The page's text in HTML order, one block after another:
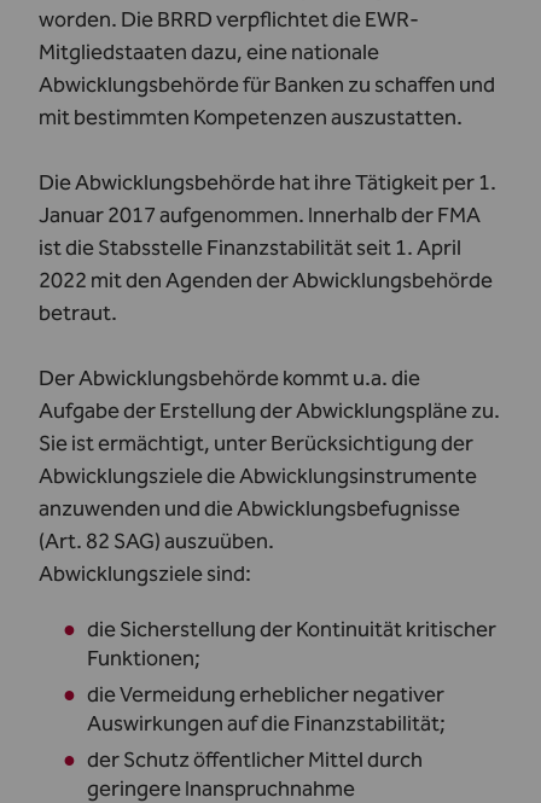
worden. Die BRRD verpflichtet die EWR-
Mitgliedstaaten dazu, eine nationale
Abwicklungsbehörde für Banken zu schaffen und
mit bestimmten Kompetenzen auszustatten.
Die Abwicklungsbehörde hat ihre Tätigkeit per 1.
Januar 2017 aufgenommen. Innerhalb der FMA
ist die Stabsstelle Finanzstabilität seit 1. April
2022 mit den Agenden der Abwicklungsbehörde
betraut.
Der Abwicklungsbehörde kommt u.a. die
Aufgabe der Erstellung der Abwicklungspläne zu.
Sie ist ermächtigt, unter Berücksichtigung der
Abwicklungsziele die Abwicklungsinstrumente
anzuwenden und die Abwicklungsbefugnisse
(Art. 82 SAG) auszuüben.
Abwicklungsziele sind:
die Sicherstellung der Kontinuität kritischer
Funktionen;
die Vermeidung erheblicher negativer
Auswirkungen auf die Finanzstabilität;
der Schutz öffentlicher Mittel durch
geringere Inanspruchnahme